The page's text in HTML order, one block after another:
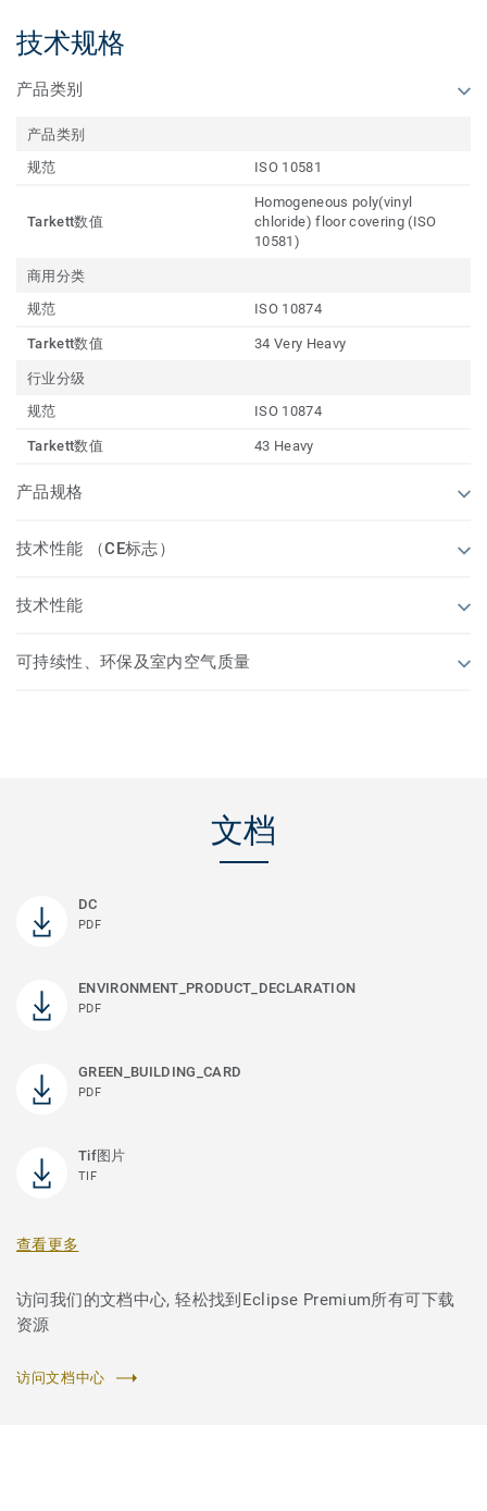
技术规格
产品类别
产品类别
规范
ISO 10581
Tarkett数值
Homogeneous poly(vinyl
chloride) floor covering (ISO
10581)
商用分类
规范
ISO 10874
Tarkett数值 34 Very Heavy
行业分级
规范
ISO 10874
Tarkett数值 43 Heavy
产品规格
技术性能 （CE标志）
技术性能
可持续性、环保及室内空气质量
文档
DC
PDF
ENVIRONMENT_PRODUCT_DECLARATION
PDF
GREEN_BUILDING_CARD
PDF
Tif图片
TIF
查看更多
访问我们的文档中心, 轻松找到Eclipse Premium所有可下载
资源
访问文档中心